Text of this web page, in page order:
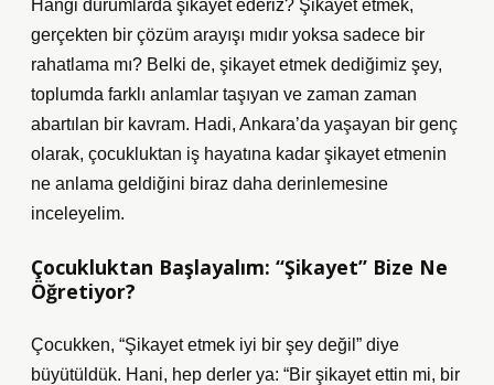
Hangi durumlarda şikayet ederiz? Şikayet etmek,
gerçekten bir çözüm arayışı mıdır yoksa sadece bir
rahatlama mı? Belki de, şikayet etmek dediğimiz şey,
toplumda farklı anlamlar taşıyan ve zaman zaman
abartılan bir kavram. Hadi, Ankara’da yaşayan bir genç
olarak, çocukluktan iş hayatına kadar şikayet etmenin
ne anlama geldiğini biraz daha derinlemesine
inceleyelim.
Çocukluktan Başlayalım: “Şikayet” Bize Ne
Öğretiyor?
Çocukken, “Şikayet etmek iyi bir şey değil” diye
büyütüldük. Hani, hep derler ya: “Bir şikayet ettin mi, bir